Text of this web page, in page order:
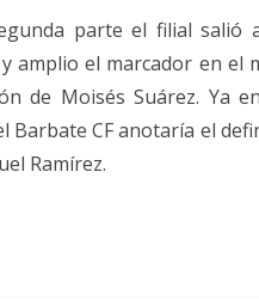
parte el filial salió
amplio el marcador en el
de Moisés Suárez. Ya
Barbate CF anotaría el
Ramírez.